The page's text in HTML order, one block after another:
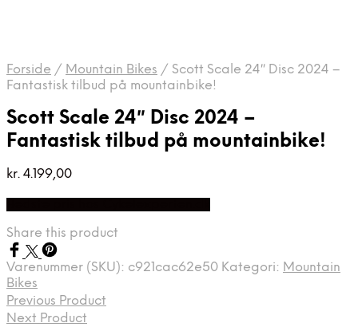
Forside / Mountain Bikes / Scott Scale 24″ Disc 2024 –
Fantastisk tilbud på mountainbike!
Scott Scale 24″ Disc 2024 –
Fantastisk tilbud på mountainbike!
kr. 4.199,00
Share this product
Varenummer (SKU): c921cac62e50 Kategori: Mountain
Bikes
Previous Product
Next Product